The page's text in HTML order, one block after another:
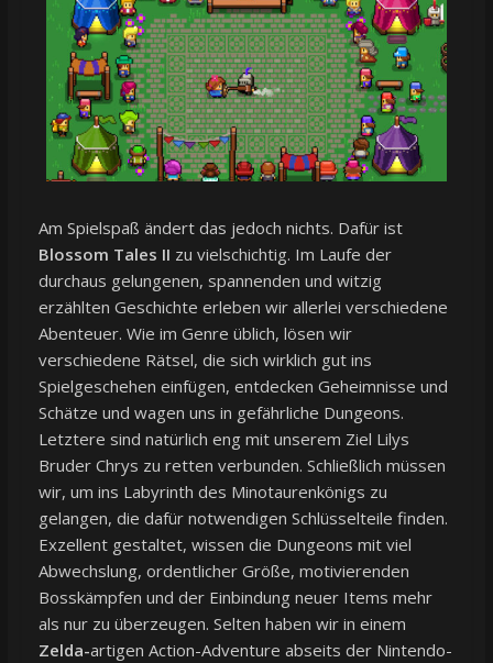
Am Spielspaß ändert das jedoch nichts. Dafür ist
Blossom Tales II zu vielschichtig. Im Laufe der
durchaus gelungenen, spannenden und witzig
erzählten Geschichte erleben wir allerlei verschiedene
Abenteuer. Wie im Genre üblich, lösen wir
verschiedene Rätsel, die sich wirklich gut ins
Spielgeschehen einfügen, entdecken Geheimnisse und
Schätze und wagen uns in gefährliche Dungeons.
Letztere sind natürlich eng mit unserem Ziel Lilys
Bruder Chrys zu retten verbunden. Schließlich müssen
wir, um ins Labyrinth des Minotaurenkönigs zu
gelangen, die dafür notwendigen Schlüsselteile finden.
Exzellent gestaltet, wissen die Dungeons mit viel
Abwechslung, ordentlicher Größe, motivierenden
Bosskämpfen und der Einbindung neuer Items mehr
als nur zu überzeugen. Selten haben wir in einem
Zelda-artigen Action-Adventure abseits der Nintendo-